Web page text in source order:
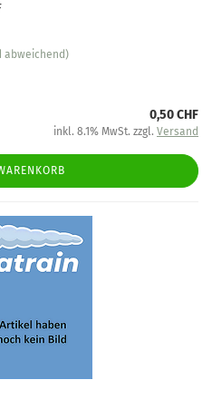
abweichend)
0,50 CHF
inkl. 8.1% MwSt. zzgl. Versand